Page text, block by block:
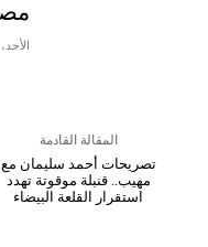
مصر
الأحد، 16 نوفمبر، 2025
المقالة القادمة
تصريحات أحمد سليمان مع
مهيب.. قنبلة موقوتة تهدد
استقرار القلعة البيضاء